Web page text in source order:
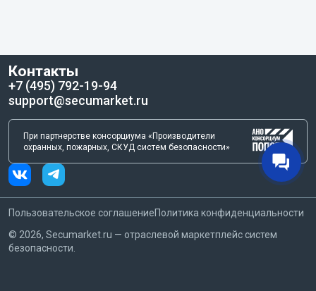
Контакты
+7 (495) 792-19-94
support@secumarket.ru
При партнерстве консорциума «Производители
охранных, пожарных, СКУД систем безопасности»
Пользовательское соглашениеПолитика конфиденциальности
© 2026, Secumarket.ru — отраслевой маркетплейс систем
безопасности.